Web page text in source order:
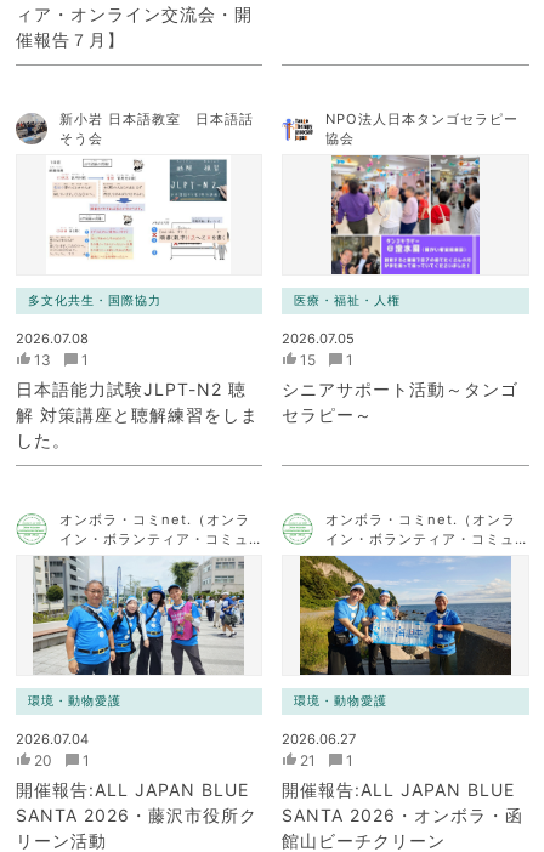
ィア・オンライン交流会・開
催報告７月】
新小岩 日本語教室 日本語話
そう会
多文化共生・国際協力
2026.07.08
13 1
日本語能力試験JLPT-N2 聴
解 対策講座と聴解練習をしま
した。
NPO法人日本タンゴセラピー
協会
医療・福祉・人権
2026.07.05
15 1
シニアサポート活動～タンゴ
セラピー～
オンボラ・コミnet.（オンラ
イン・ボランティア・コミュ
ニケーション・ネットワー
ク）
環境・動物愛護
2026.07.04
20 1
開催報告:ALL JAPAN BLUE
SANTA 2026・藤沢市役所ク
リーン活動
オンボラ・コミnet.（オンラ
イン・ボランティア・コミュ
ニケーション・ネットワー
ク）
環境・動物愛護
2026.06.27
21 1
開催報告:ALL JAPAN BLUE
SANTA 2026・オンボラ・函
館山ビーチクリーン